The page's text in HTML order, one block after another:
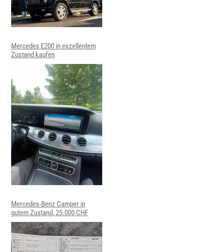
Mercedes E200 in exzellentem
Zustand kaufen
Mercedes-Benz Camper in
gutem Zustand, 25.000 CHF